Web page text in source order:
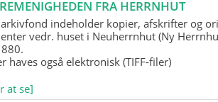
FRA HERRNHUT
indeholder kopier, afskrifter og
vedr. huset i Neuherrnhut (Ny
haves også elektronisk (TIFF-filer)
at se]